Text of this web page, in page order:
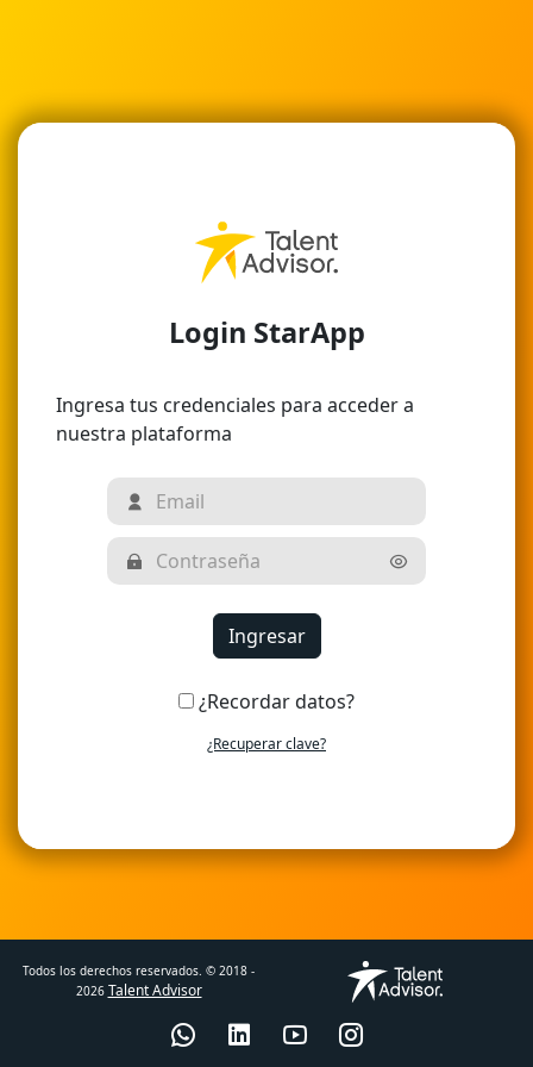
Login StarApp
Ingresa tus credenciales para acceder a
nuestra plataforma
¿Recordar datos?
¿Recuperar clave?
Todos los derechos reservados. © 2018 -
2026 Talent Advisor